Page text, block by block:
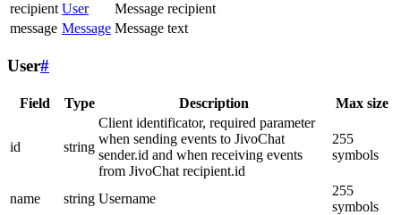
recipient User
Message recipient
message Message Message text
User#
Field Type Description Max size
id string
Client identificator, required parameter
when sending events to JivoChat
sender.id and when receiving events
from JivoChat recipient.id
255
symbols
name string Username
255
symbols